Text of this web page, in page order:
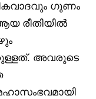
ഗുണം
രീതിയിൽ
അവരുടെ